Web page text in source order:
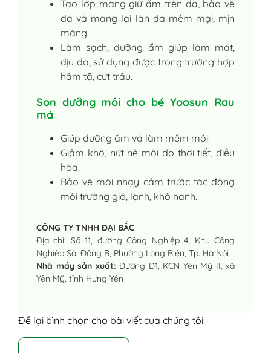
Tạo lớp màng giữ ẩm trên da, bảo vệ
da và mang lại làn da mềm mại, mịn
màng.
Làm sạch, dưỡng ẩm giúp làm mát,
dịu da, sử dụng được trong trường hợp
hăm tã, cứt trâu.
Son dưỡng môi cho bé Yoosun Rau
má
Giúp dưỡng ẩm và làm mềm môi.
Giảm khô, nứt nẻ môi do thời tiết, điều
hòa.
Bảo vệ môi nhạy cảm trước tác động
môi trường gió, lạnh, khô hanh.
CÔNG TY TNHH ĐẠI BẮC
Địa chỉ: Số 11, đường Công Nghiệp 4, Khu Công
Nghiệp Sài Đồng B, Phường Long Biên, Tp. Hà Nội
Nhà máy sản xuất: Đường D1, KCN Yên Mỹ II, xã
Yên Mỹ, tỉnh Hưng Yên
Để lại bình chọn cho bài viết của chúng tôi: